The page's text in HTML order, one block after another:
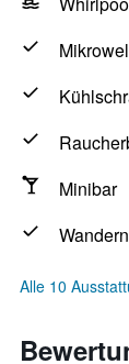
Minibar
Wandern
Alle 10